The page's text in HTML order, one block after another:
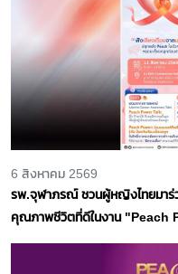
6 สิงหาคม 2569
รพ.จุฬาภรณ์ ชวนผู้หญิงไทยมาร่ว
คุณภาพชีวิตที่ดีในงาน "Peach